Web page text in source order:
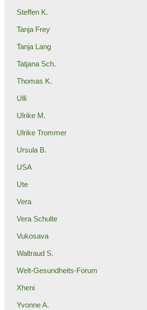
Steffen K.
Tanja Frey
Tanja Lang
Tatjana Sch.
Thomas K.
Ulli
Ulrike M.
Ulrike Trommer
Ursula B.
USA
Ute
Vera
Vera Schulte
Vukosava
Waltraud S.
Welt-Gesundheits-Forum
Xheni
Yvonne A.